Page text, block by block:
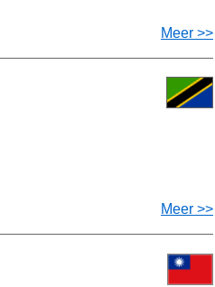
Meer >>
Meer >>